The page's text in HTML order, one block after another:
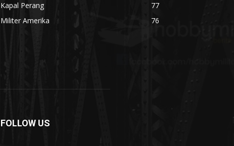
Kapal Perang
77
Militer Amerika
76
FOLLOW US